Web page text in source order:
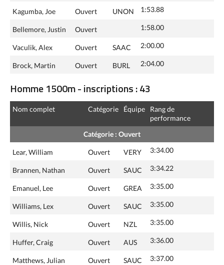
Kagumba, Joe Ouvert UNON 1:53.88
Bellemore, Justin Ouvert 1:58.00
Vaculik, Alex Ouvert SAAC 2:00.00
Brock, Martin Ouvert BURL 2:04.00
Homme 1500m - inscriptions : 43
Nom complet Catégorie Équipe
Rang de
performance
Catégorie : Ouvert
Lear, William Ouvert VERY 3:34.00
Brannen, Nathan Ouvert SAUC 3:34.22
Emanuel, Lee Ouvert GREA 3:35.00
Williams, Lex Ouvert SAUC 3:35.00
Willis, Nick Ouvert NZL 3:35.00
Huffer, Craig Ouvert AUS 3:36.00
Matthews, Julian Ouvert SAUC 3:37.00